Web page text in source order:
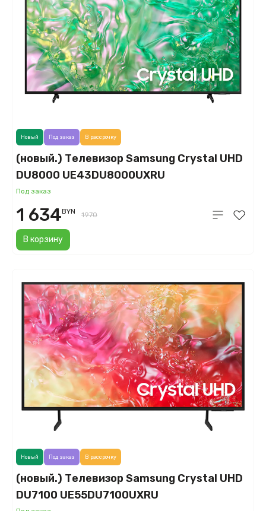
(новый.) Телевизор Samsung Crystal UHD
DU8000 UE43DU8000UXRU
Под заказ
В корзину
Новый Под заказ В рассрочку
1 634BYN 1970
(новый.) Телевизор Samsung Crystal UHD
DU7100 UE55DU7100UXRU
Новый Под заказ В рассрочку